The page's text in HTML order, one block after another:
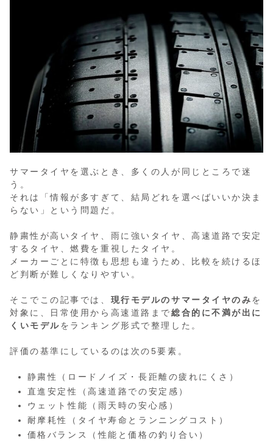
サマータイヤを選ぶとき、多くの人が同じところで迷
う。
それは「情報が多すぎて、結局どれを選べばいいか決ま
らない」という問題だ。
静粛性が高いタイヤ、雨に強いタイヤ、高速道路で安定
するタイヤ、燃費を重視したタイヤ。
メーカーごとに特徴も思想も違うため、比較を続けるほ
ど判断が難しくなりやすい。
そこでこの記事では、 現行モデルのサマータイヤのみを
対象に、日常使用から高速道路まで総合的に不満が出に
くいモデルをランキング形式で整理した。
評価の基準にしているのは次の5要素。
静粛性（ロードノイズ・長距離の疲れにくさ）
直進安定性（高速道路での安定感）
ウェット性能（雨天時の安心感）
耐摩耗性（タイヤ寿命とランニングコスト）
価格バランス（性能と価格の釣り合い）